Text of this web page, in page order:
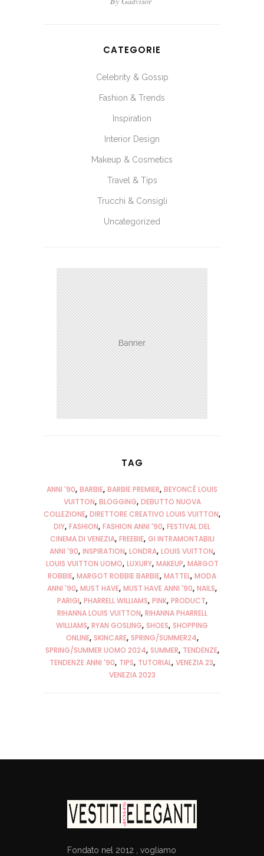
CATEGORIE
Celebrity & Gossip
Fashion & Trends
Inspiration
Interior Design
Makeup & Cosmetics
Travel & Tips
Trucchi & Consigli
Uncategorized
TAG
ANNI '90 BARBIE BARBIE PREMIER BEYONCÈ LOUIS
VUITTON BLOGGING DEBUTTO NUOVA
COLLEZIONE DIRETTORE CREATIVO LOUIS VUITTON
DIY FASHION FASHION ANNI '90 FESTIVAL DEL
CINEMA DI VENEZIA FREEBIE GI INTRAMONTABILI
ANNI '90 INSPIRATION LONDRA LOUIS VUITTON
LOUIS VUITTON UOMO LUXURY MAKEUP MARGOT
ROBBIE MARGOT ROBBIE BARBIE MATTEL MODA
ANNI '90 MUST HAVE MUST HAVE ANNI '90 NAILS
PARIGI PHARRELL WILLIAMS PINK PRODUCT
RIHANNA LOUIS VUITTON RIHANNA PHARRELL
WILLIAMS RYAN GOSLING SHOES SHOPPING
ONLINE SKINCARE SPRING/SUMMER24
SPRING/SUMMER UOMO 2024 SUMMER TENDENZE
TENDENZE ANNI '90 TIPS TUTORIAL VENEZIA 23
VENEZIA 2023
Fondato nel 2012 , vogliamo